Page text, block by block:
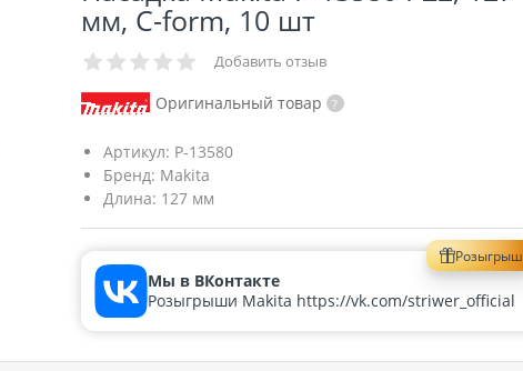
мм, C-form, 10 шт
Добавить отзыв
Оригинальный товар
Артикул: P-13580
Бренд: Makita
Длина: 127 мм
Розыгрыш
Мы в ВКонтакте
Розыгрыши Makita https://vk.com/striwer_official